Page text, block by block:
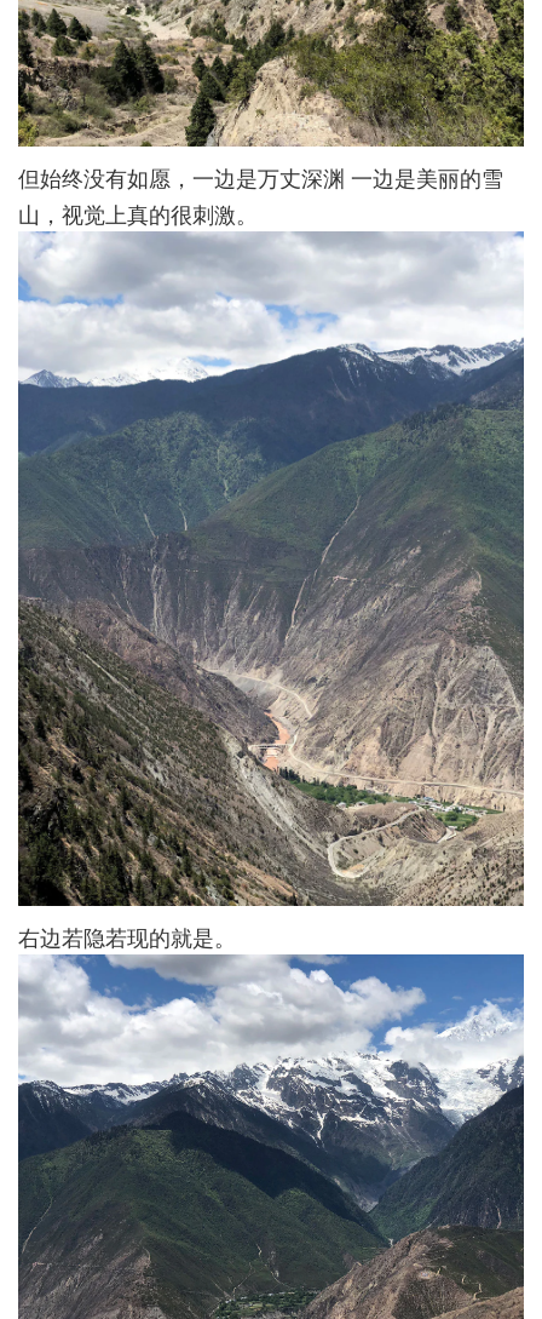
但始终没有如愿，一边是万丈深渊 一边是美丽的雪
山，视觉上真的很刺激。
右边若隐若现的就是。